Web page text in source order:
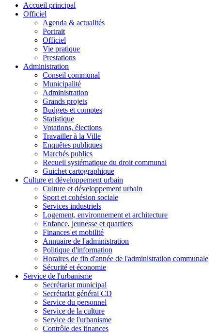
Accueil principal
Officiel
Agenda & actualités
Portrait
Officiel
Vie pratique
Prestations
Administration
Conseil communal
Municipalité
Administration
Grands projets
Budgets et comptes
Statistique
Votations, élections
Travailler à la Ville
Enquêtes publiques
Marchés publics
Recueil systématique du droit communal
Guichet cartographique
Culture et développement urbain
Culture et développement urbain
Sport et cohésion sociale
Services industriels
Logement, environnement et architecture
Enfance, jeunesse et quartiers
Finances et mobilité
Annuaire de l'administration
Politique d'information
Horaires de fin d'année de l'administration communale
Sécurité et économie
Service de l'urbanisme
Secrétariat municipal
Secrétariat général CD
Service du personnel
Service de la culture
Service de l'urbanisme
Contrôle des finances